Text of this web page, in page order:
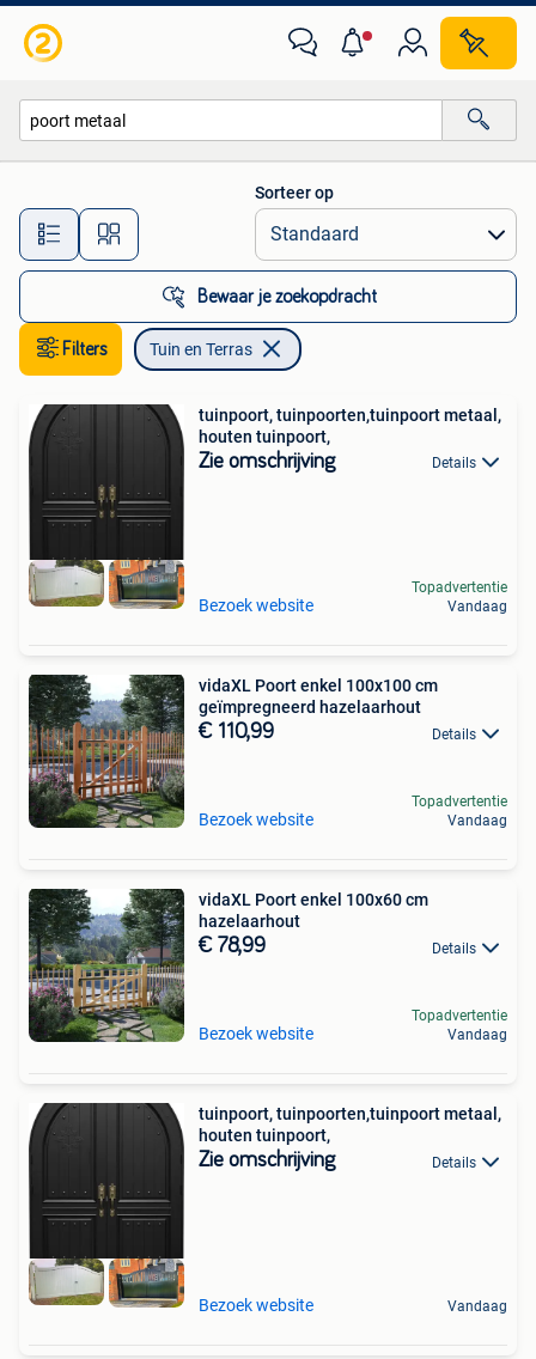
Alle afstanden…
Sorteer op
Bewaar je zoekopdracht
Filters Tuin en Terras
tuinpoort, tuinpoorten,tuinpoort metaal,
houten tuinpoort,
Zie omschrijving Details
Bezoek website
Topadvertentie
Vandaag
vidaXL Poort enkel 100x100 cm
geïmpregneerd hazelaarhout
€ 110,99 Details
Bezoek website
Topadvertentie
Vandaag
vidaXL Poort enkel 100x60 cm
hazelaarhout
€ 78,99 Details
Bezoek website
Topadvertentie
Vandaag
tuinpoort, tuinpoorten,tuinpoort metaal,
houten tuinpoort,
Zie omschrijving Details
Bezoek website Vandaag